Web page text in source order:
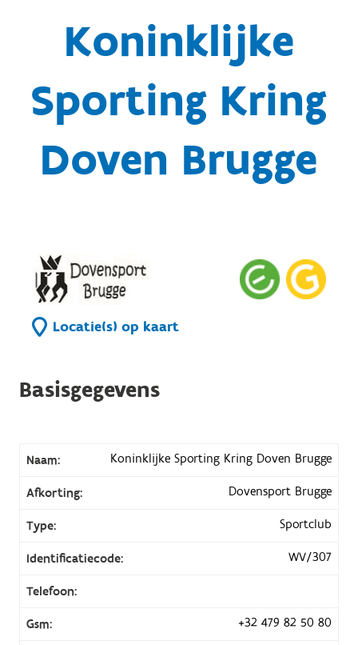
Koninklijke
Sporting Kring
Doven Brugge
Locatie(s) op kaart
Basisgegevens
Naam: Koninklijke Sporting Kring Doven Brugge
Afkorting: Dovensport Brugge
Type: Sportclub
Identificatiecode: WV/307
Telefoon:
Gsm: +32 479 82 50 80